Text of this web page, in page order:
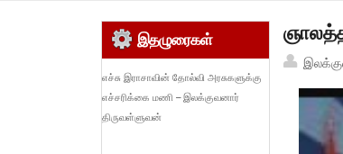
இதழுரைகள்
எச்சு இராசாவின் தோல்வி அரசுகளுக்கு
எச்சரிக்கை மணி – இலக்குவனார்
திருவள்ளுவன்